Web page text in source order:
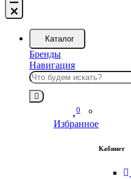
Каталог
Бренды
Навигация
0
Избранное
Кабинет